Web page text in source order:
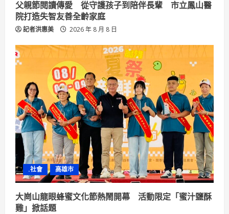
父親節閱讀傳愛 從守護孩子到陪伴長輩 市立鳳山醫
院打造失智友善全齡家庭
記者洪惠美 2026 年 8 月 8 日
.社會 高雄市
大崗山龍眼蜂蜜文化節熱鬧開幕 活動限定「蜜汁鹽酥
雞」掀話題